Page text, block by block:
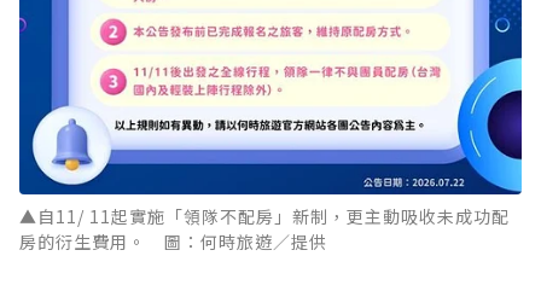
▲自11/ 11起實施「領隊不配房」新制，更主動吸收未成功配
房的衍生費用。 圖：何時旅遊／提供